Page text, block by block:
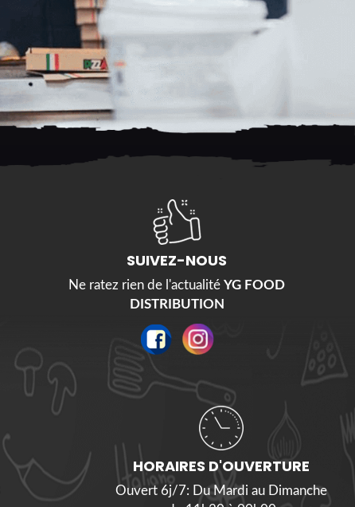
SUIVEZ-NOUS
Ne ratez rien de l'actualité YG FOOD
DISTRIBUTION
HORAIRES D'OUVERTURE
Ouvert 6j/7: Du Mardi au Dimanche